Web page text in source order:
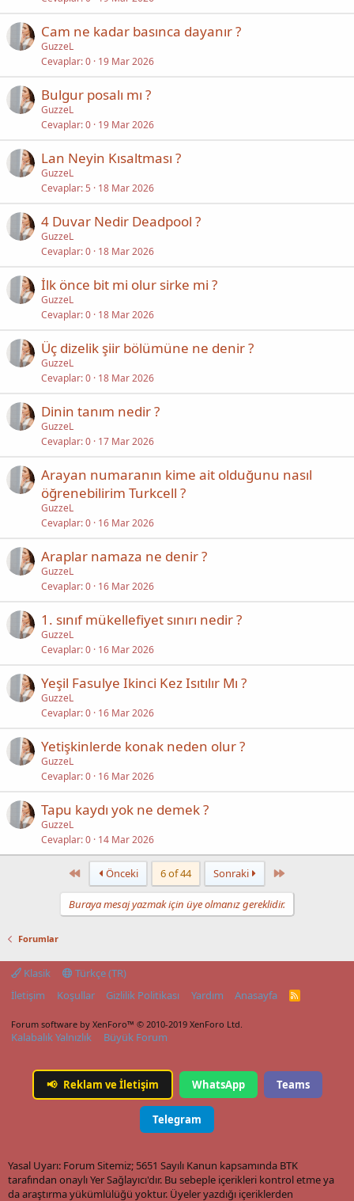
Cam ne kadar basınca dayanır ?
GuzzeL
Cevaplar 0 19 Mar 2026
Bulgur posalı mı ?
GuzzeL
Cevaplar 0 19 Mar 2026
Lan Neyin Kısaltması ?
GuzzeL
Cevaplar 5 18 Mar 2026
4 Duvar Nedir Deadpool ?
GuzzeL
Cevaplar 0 18 Mar 2026
İlk önce bit mi olur sirke mi ?
GuzzeL
Cevaplar 0 18 Mar 2026
Üç dizelik şiir bölümüne ne denir ?
GuzzeL
Cevaplar 0 18 Mar 2026
Dinin tanım nedir ?
GuzzeL
Cevaplar 0 17 Mar 2026
Arayan numaranın kime ait olduğunu nasıl
öğrenebilirim Turkcell ?
GuzzeL
Cevaplar 0 16 Mar 2026
Araplar namaza ne denir ?
GuzzeL
Cevaplar 0 16 Mar 2026
1. sınıf mükellefiyet sınırı nedir ?
GuzzeL
Cevaplar 0 16 Mar 2026
Yeşil Fasulye Ikinci Kez Isıtılır Mı ?
GuzzeL
Cevaplar 0 16 Mar 2026
Yetişkinlerde konak neden olur ?
GuzzeL
Cevaplar 0 16 Mar 2026
Tapu kaydı yok ne demek ?
GuzzeL
Cevaplar 0 14 Mar 2026
First Önceki 6 of 44 Sonraki Last
Buraya mesaj yazmak için üye olmanız gereklidir.
Forumlar
Klasik
Türkçe (TR)
İletişim
Koşullar Gizlilik Politikası Yardım Anasayfa
R
Forum software by XenForo™ © 2010-2019 XenForo Ltd.
Kalabalık Yalnızlık Büyük Forum
📢 Reklam ve İletişim WhatsApp Teams
Telegram
Yasal Uyarı: Forum Sitemiz; 5651 Sayılı Kanun kapsamında BTK
tarafından onaylı Yer Sağlayıcı'dır. Bu sebeple içerikleri kontrol etme ya
da araştırma yükümlülüğü yoktur. Üyeler yazdığı içeriklerden